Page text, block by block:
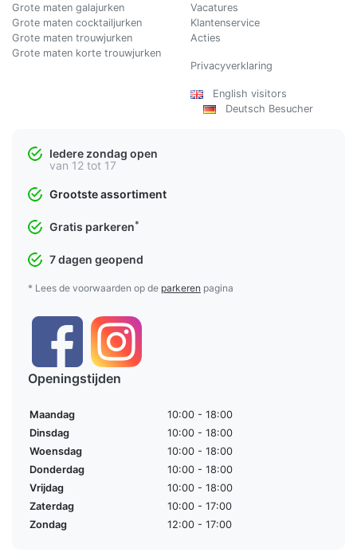
Grote maten galajurken
Grote maten cocktailjurken
Grote maten trouwjurken
Grote maten korte trouwjurken
Vacatures
Klantenservice
Acties
Privacyverklaring
English visitors
Deutsch Besucher
Iedere zondag open
van 12 tot 17
Grootste assortiment
Gratis parkeren*
7 dagen geopend
* Lees de voorwaarden op de parkeren pagina
Openingstijden
Maandag
10:00 - 18:00
Dinsdag
10:00 - 18:00
Woensdag
10:00 - 18:00
Donderdag
10:00 - 18:00
Vrijdag
10:00 - 18:00
Zaterdag
10:00 - 17:00
Zondag
12:00 - 17:00